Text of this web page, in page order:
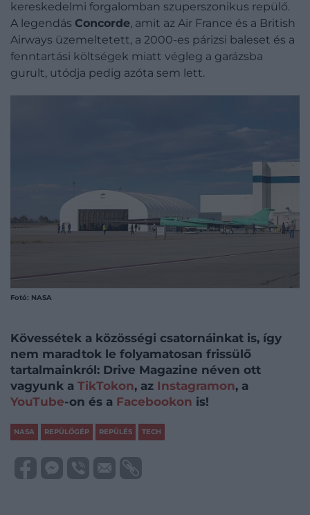
kereskedelmi forgalomban szuperszonikus repülő.
A legendás Concorde, amit az Air France és a British
Airways üzemeltetett, a 2000-es párizsi baleset és a
fenntartási költségek miatt végleg a garázsba
gurult, utódja pedig azóta sem lett.
Fotó: NASA
Kövessétek a közösségi csatornáinkat is, így
nem maradtok le folyamatosan frissülő
tartalmainkról: Drive Magazine néven ott
vagyunk a TikTokon, az Instagramon, a
YouTube-on és a Facebookon is!
NASA REPÜLŐGÉP REPÜLÉS TECH